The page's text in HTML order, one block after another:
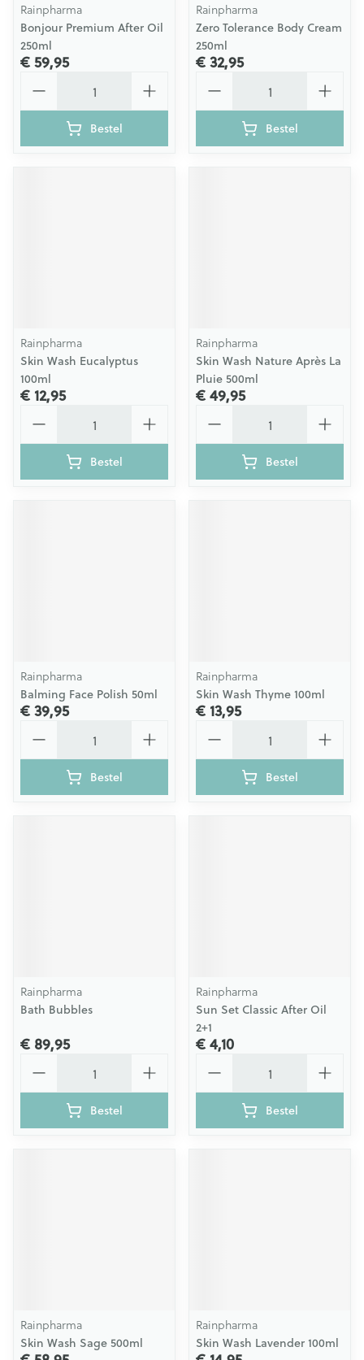
Rainpharma
Bonjour Premium After Oil
250ml
€ 59,95
Bestel
Rainpharma
Zero Tolerance Body Cream
250ml
€ 32,95
Bestel
Rainpharma
Skin Wash Eucalyptus
100ml
€ 12,95
Bestel
Rainpharma
Skin Wash Nature Après La
Pluie 500ml
€ 49,95
Bestel
Rainpharma
Balming Face Polish 50ml
€ 39,95
Bestel
Rainpharma
Skin Wash Thyme 100ml
€ 13,95
Bestel
Rainpharma
Bath Bubbles
€ 89,95
Bestel
Rainpharma
Sun Set Classic After Oil
2+1
€ 4,10
Bestel
Rainpharma
Skin Wash Sage 500ml
Rainpharma
Skin Wash Lavender 100ml